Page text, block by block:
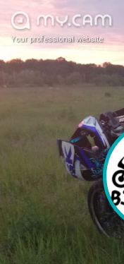
Your professional website